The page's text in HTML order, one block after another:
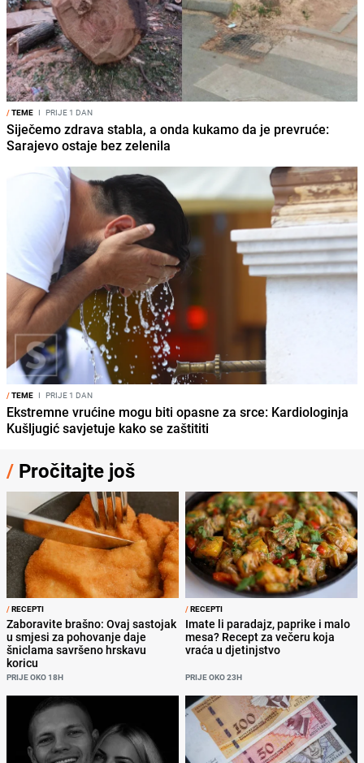
/TEME I PRIJE 1 DAN
Siječemo zdrava stabla, a onda kukamo da je prevruće:
Sarajevo ostaje bez zelenila
/TEME I PRIJE 1 DAN
Ekstremne vrućine mogu biti opasne za srce: Kardiologinja
Kušljugić savjetuje kako se zaštititi
/ Pročitajte još
/RECEPTI
Zaboravite brašno: Ovaj sastojak
u smjesi za pohovanje daje
šniclama savršeno hrskavu
koricu
PRIJE OKO 18H
/RECEPTI
Imate li paradajz, paprike i malo
mesa? Recept za večeru koja
vraća u djetinjstvo
PRIJE OKO 23H